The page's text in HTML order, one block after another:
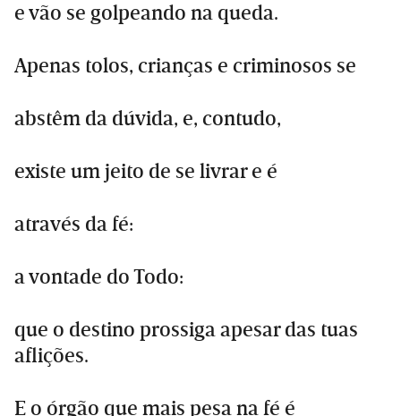
e vão se golpeando na queda.
Apenas tolos, crianças e criminosos se
abstêm da dúvida, e, contudo,
existe um jeito de se livrar e é
através da fé:
a vontade do Todo:
que o destino prossiga apesar das tuas
aflições.
E o órgão que mais pesa na fé é